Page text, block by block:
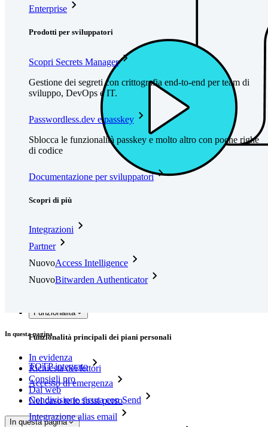
Enterprise
Prodotti per sviluppatori
Scopri Secrets Manager
Gestione dei segreti con crittografia end-to-end per team di
sviluppo, DevOps e IT.
Passwordless.dev e passkey
Sblocca le funzionalità passkey e molto altro con poche righe
di codice
Documentazione per sviluppatori
Scopri di più
Integrazioni
Partner
NuovoAccess Intelligence
NuovoBitwarden Authenticator
Funzionalità
Funzionalità principali dei piani personali
TOTP integrato
Accesso di emergenza
Condivisione sicura con Send
Integrazione alias email
In questa pagina
In evidenza
Richiesta dei lettori
Consigli pro
Dal web
Nel caso te lo fossi perso
In questa pagina